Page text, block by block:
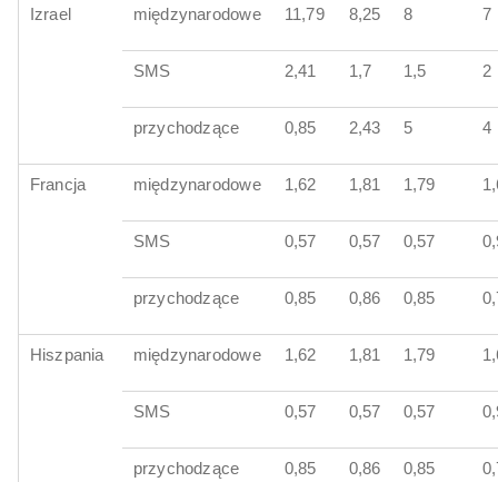
Izrael międzynarodowe 11,79 8,25 8 7
SMS 2,41 1,7 1,5 2
przychodzące 0,85 2,43 5 4
Francja międzynarodowe 1,62 1,81 1,79
SMS 0,57 0,57 0,57
przychodzące 0,85 0,86 0,85
Hiszpania międzynarodowe 1,62 1,81 1,79
SMS 0,57 0,57 0,57
przychodzące 0,85 0,86 0,85